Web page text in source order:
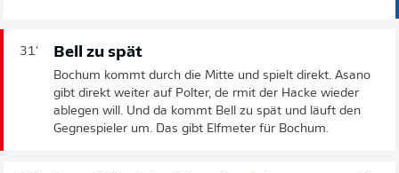
31' Bell zu spät
Bochum kommt durch die Mitte und spielt direkt. Asano
gibt direkt weiter auf Polter, de rmit der Hacke wieder
ablegen will. Und da kommt Bell zu spät und läuft den
Gegnespieler um. Das gibt Elfmeter für Bochum.